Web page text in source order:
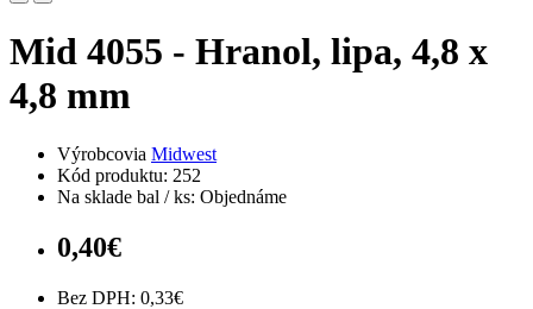
Mid 4055 - Hranol, lipa, 4,8 x
4,8 mm
Výrobcovia Midwest
Kód produktu: 252
Na sklade bal / ks: Objednáme
0,40€
Bez DPH: 0,33€